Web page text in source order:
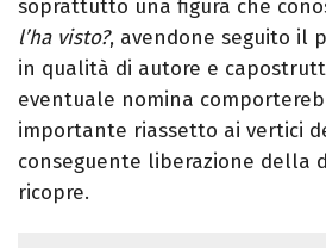
soprattutto una figura che
l’ha visto?, avendone seguito il
in qualità di autore e
eventuale nomina
importante riassetto ai vertici
conseguente liberazione della
ricopre.